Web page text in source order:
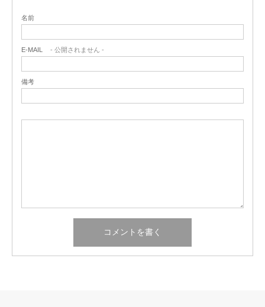
名前
E-MAIL - 公開されません -
備考